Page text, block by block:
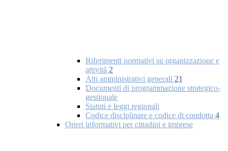
Riferimenti normativi su organizzazione e
attività 2
Atti amministrativi generali 21
Documenti di programmazione strategico-
gestionale
Statuti e leggi regionali
Codice disciplinare e codice di condotta 4
Oneri informativi per cittadini e imprese